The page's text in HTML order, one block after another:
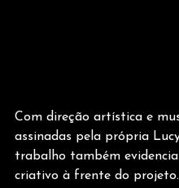
Com direção artística e
assinadas pela própria
trabalho também
criativo à frente do